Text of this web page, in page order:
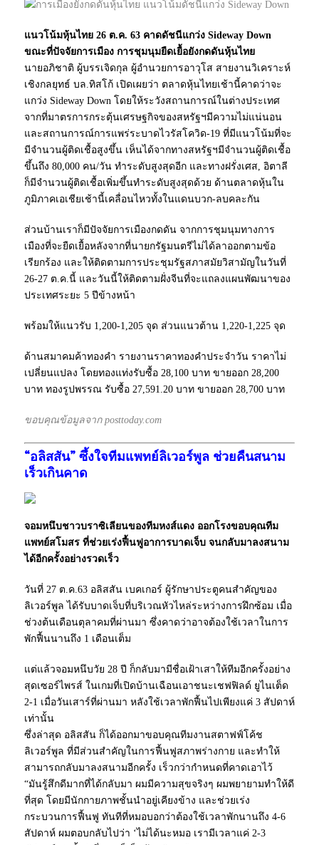
แนวโน้มหุ้นไทย 26 ต.ค. 63 คาดดัชนีแกว่ง Sideway Down
ขณะที่ปัจจัยการเมือง การชุมนุมยืดเยื้อยังกดดันหุ้นไทย
นายอภิชาติ ผู้บรรเจิดกุล ผู้อำนวยการอาวุโส สายงานวิเคราะห์
เชิงกลยุทธ์ บล.ทิสโก้ เปิดเผยว่า ตลาดหุ้นไทยเช้านี้คาดว่าจะ
แกว่ง Sideway Down โดยให้ระวังสถานการณ์ในต่างประเทศ
จากที่มาตรการกระตุ้นเศรษฐกิจของสหรัฐฯมีความไม่แน่นอน
และสถานการณ์การแพร่ระบาดไวรัสโควิด-19 ที่มีแนวโน้มที่จะ
มีจำนวนผู้ติดเชื้อสูงขึ้น เห็นได้จากทางสหรัฐฯมีจำนวนผู้ติดเชื้อ
ขึ้นถึง 80,000 คน/วัน ทำระดับสูงสุดอีก และทางฝรั่งเศส, อิตาลี
ก็มีจำนวนผู้ติดเชื้อเพิ่มขึ้นทำระดับสูงสุดด้วย ด้านตลาดหุ้นใน
ภูมิภาคเอเชียเช้านี้เคลื่อนไหวทั้งในแดนบวก-ลบคละกัน
ส่วนบ้านเราก็มีปัจจัยการเมืองกดดัน จากการชุมนุมทางการ
เมืองที่จะยืดเยื้อหลังจากที่นายกรัฐมนตรีไม่ได้ลาออกตามข้อ
เรียกร้อง และให้ติดตามการประชุมรัฐสภาสมัยวิสามัญในวันที่
26-27 ต.ค.นี้ และวันนี้ให้ติดตามฝั่งจีนที่จะแถลงแผนพัฒนาของ
ประเทศระยะ 5 ปีข้างหน้า
พร้อมให้แนวรับ 1,200-1,205 จุด ส่วนแนวต้าน 1,220-1,225 จุด
ด้านสมาคมค้าทองคำ รายงานราคาทองคำประจำวัน ราคาไม่
เปลี่ยนแปลง โดยทองแท่งรับซื้อ 28,100 บาท ขายออก 28,200
บาท ทองรูปพรรณ รับซื้อ 27,591.20 บาท ขายออก 28,700 บาท
ขอบคุณข้อมูลจาก posttoday.com
“อลิสสัน” ซึ้งใจทีมแพทย์ลิเวอร์พูล ช่วยคืนสนาม
เร็วเกินคาด
จอมหนึบชาวบราซิเลียนของทีมหงส์แดง ออกโรงขอบคุณทีม
แพทย์สโมสร ที่ช่วยเร่งฟื้นฟูอาการบาดเจ็บ จนกลับมาลงสนาม
ได้อีกครั้งอย่างรวดเร็ว
วันที่ 27 ต.ค.63 อลิสสัน เบคเกอร์ ผู้รักษาประตูคนสำคัญของ
ลิเวอร์พูล ได้รับบาดเจ็บที่บริเวณหัวไหล่ระหว่างการฝึกซ้อม เมื่อ
ช่วงต้นเดือนตุลาคมที่ผ่านมา ซึ่งคาดว่าอาจต้องใช้เวลาในการ
พักฟื้นนานถึง 1 เดือนเต็ม
แต่แล้วจอมหนึบวัย 28 ปี ก็กลับมามีชื่อเฝ้าเสาให้ทีมอีกครั้งอย่าง
สุดเซอร์ไพรส์ ในเกมที่เปิดบ้านเฉือนเอาชนะเชฟฟิลด์ ยูไนเต็ด
2-1 เมื่อวันเสาร์ที่ผ่านมา หลังใช้เวลาพักฟื้นไปเพียงแค่ 3 สัปดาห์
เท่านั้น
ซึ่งล่าสุด อลิสสัน ก็ได้ออกมาขอบคุณทีมงานสตาฟฟ์โค้ช
ลิเวอร์พูล ที่มีส่วนสำคัญในการฟื้นฟูสภาพร่างกาย และทำให้
สามารถกลับมาลงสนามอีกครั้ง เร็วกว่ากำหนดที่คาดเอาไว้
“มันรู้สึกดีมากที่ได้กลับมา ผมมีความสุขจริงๆ ผมพยายามทำให้ดี
ที่สุด โดยมีนักกายภาพชั้นนำอยู่เคียงข้าง และช่วยเร่ง
กระบวนการฟื้นฟู ทันทีที่หมอบอกว่าต้องใช้เวลาพักนานถึง 4-6
สัปดาห์ ผมตอบกลับไปว่า ‘ไม่ได้นะหมอ เรามีเวลาแค่ 2-3